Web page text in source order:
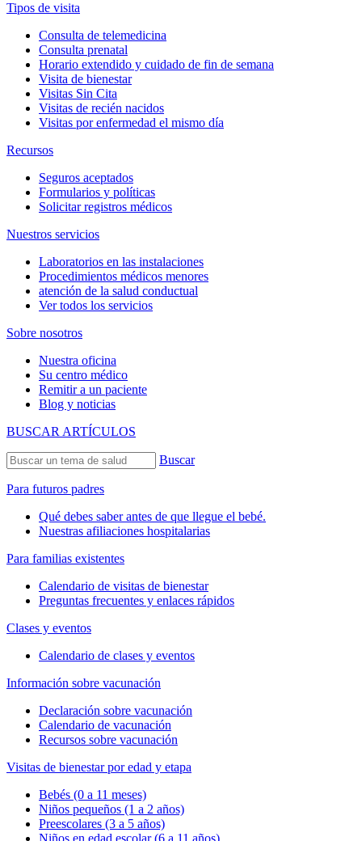
Tipos de visita
Consulta de telemedicina
Consulta prenatal
Horario extendido y cuidado de fin de semana
Visita de bienestar
Visitas Sin Cita
Visitas de recién nacidos
Visitas por enfermedad el mismo día
Recursos
Seguros aceptados
Formularios y políticas
Solicitar registros médicos
Nuestros servicios
Laboratorios en las instalaciones
Procedimientos médicos menores
atención de la salud conductual
Ver todos los servicios
Sobre nosotros
Nuestra oficina
Su centro médico
Remitir a un paciente
Blog y noticias
BUSCAR ARTÍCULOS
Buscar
Para futuros padres
Qué debes saber antes de que llegue el bebé.
Nuestras afiliaciones hospitalarias
Para familias existentes
Calendario de visitas de bienestar
Preguntas frecuentes y enlaces rápidos
Clases y eventos
Calendario de clases y eventos
Información sobre vacunación
Declaración sobre vacunación
Calendario de vacunación
Recursos sobre vacunación
Visitas de bienestar por edad y etapa
Bebés (0 a 11 meses)
Niños pequeños (1 a 2 años)
Preescolares (3 a 5 años)
Niños en edad escolar (6 a 11 años)